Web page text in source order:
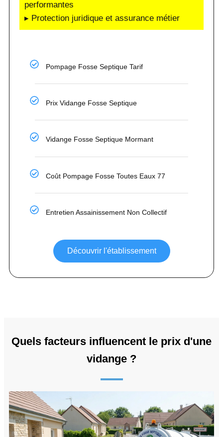
performantes
▸ Protection juridique et assurance métier
Pompage Fosse Septique Tarif
Prix Vidange Fosse Septique
Vidange Fosse Septique Mormant
Coût Pompage Fosse Toutes Eaux 77
Entretien Assainissement Non Collectif
Découvrir l'établissement
Quels facteurs influencent le prix d'une
vidange ?